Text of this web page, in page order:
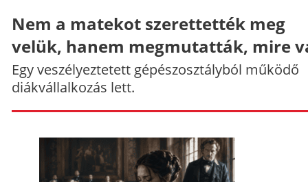
Nem a matekot szerettették meg
velük, hanem megmutatták, mire
Egy veszélyeztetett gépészosztályból működő
diákvállalkozás lett.